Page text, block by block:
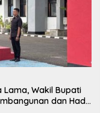
Lama, Wakil Bupati
dan Hadir